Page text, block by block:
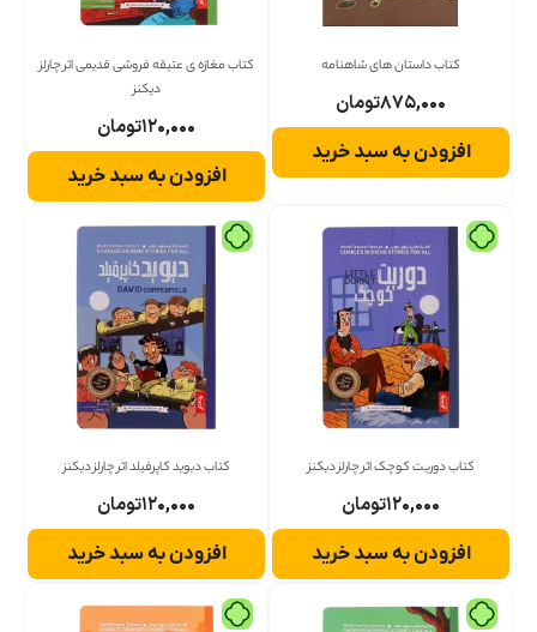
کتاب داستان های شاهنامه
۸۷۵,۰۰۰تومان
افزودن به سبد خرید
کتاب مغازه ی عتیقه فروشی قدیمی اثر چارلز
دیکنز
۱۲۰,۰۰۰تومان
افزودن به سبد خرید
کتاب دوریت کوچک اثر چارلز دیکنز
۱۲۰,۰۰۰تومان
افزودن به سبد خرید
کتاب دیوید کاپرفیلد اثر چارلز دیکنز
۱۲۰,۰۰۰تومان
افزودن به سبد خرید